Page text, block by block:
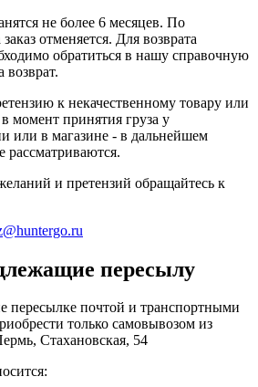
не более 6 месяцев. По
отменяется. Для возврата
обратиться в нашу справочную
возврат.
к некачественному товару или
момент принятия груза у
или в магазине - в дальнейшем
рассматриваются.
и претензий обращайтесь к
пересылу
пересылке почтой и транспортными
только самовывозом из
Стахановская, 54